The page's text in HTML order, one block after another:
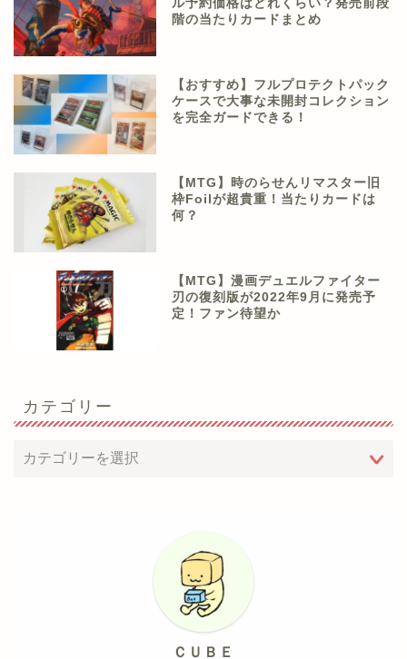
ル予約価格はどれくらい？発売前段
階の当たりカードまとめ
【おすすめ】フルプロテクトパック
ケースで大事な未開封コレクション
を完全ガードできる！
【MTG】時のらせんリマスター旧
枠Foilが超貴重！当たりカードは
何？
【MTG】漫画デュエルファイター
刃の復刻版が2022年9月に発売予
定！ファン待望か
カテゴリー
ＣＵＢＥ